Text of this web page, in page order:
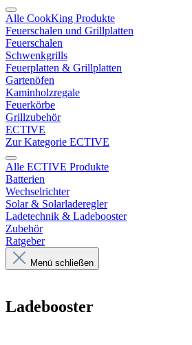
Alle CookKing Produkte
Feuerschalen und Grillplatten
Feuerschalen
Schwenkgrills
Feuerplatten & Grillplatten
Gartenöfen
Kaminholzregale
Feuerkörbe
Grillzubehör
ECTIVE
Zur Kategorie ECTIVE
Alle ECTIVE Produkte
Batterien
Wechselrichter
Solar & Solarladeregler
Ladetechnik & Ladebooster
Zubehör
Ratgeber
Menü schließen
Ladebooster